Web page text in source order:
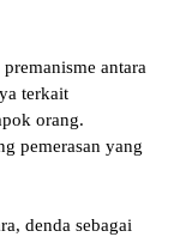
antara
terkait
orang.
pemerasan yang
denda sebagai